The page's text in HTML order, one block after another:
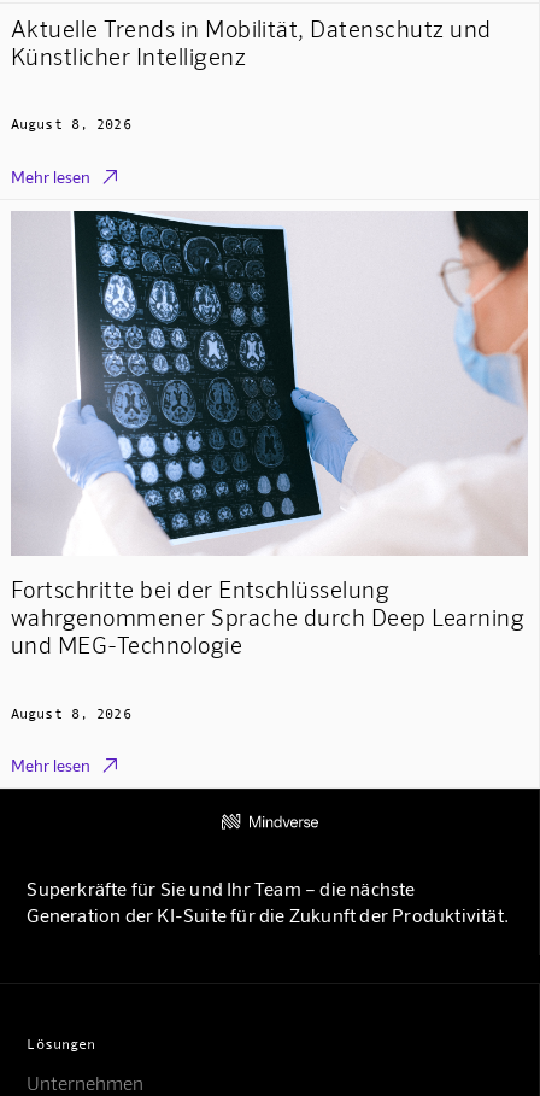
Aktuelle Trends in Mobilität, Datenschutz und
Künstlicher Intelligenz
August 8, 2026
Mehr lesen 
Fortschritte bei der Entschlüsselung
wahrgenommener Sprache durch Deep Learning
und MEG-Technologie
August 8, 2026
Mehr lesen 
Superkräfte für Sie und Ihr Team – die nächste
Generation der KI-Suite für die Zukunft der Produktivität.
Lösungen
Unternehmen